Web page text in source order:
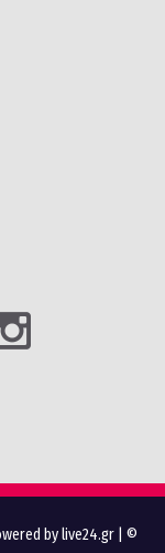
by live24.gr | ©